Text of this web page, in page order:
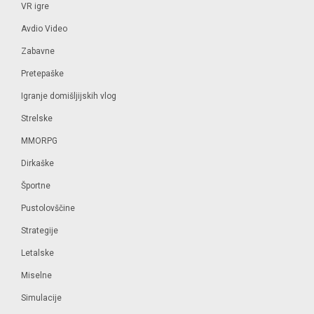
VR igre
Avdio Video
Zabavne
Pretepaške
Igranje domišljijskih vlog
Strelske
MMORPG
Dirkaške
Športne
Pustolovščine
Strategije
Letalske
Miselne
Simulacije